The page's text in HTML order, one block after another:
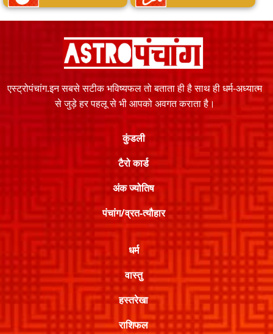
एस्ट्रोपंचांग.इन सबसे सटीक भविष्यफल तो बताता ही है साथ ही धर्म-अध्यात्म
से जुड़े हर पहलू से भी आपको अवगत कराता है।
कुंडली
टैरो कार्ड
अंक ज्योतिष
पंचांग/व्रत-त्यौहार
धर्म
वास्तु
हस्तरेखा
राशिफल